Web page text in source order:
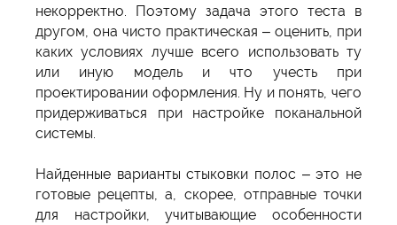
некорректно. Поэтому задача этого теста в
другом, она чисто практическая – оценить, при
каких условиях лучше всего использовать ту
или иную модель и что учесть при
проектировании оформления. Ну и понять, чего
придерживаться при настройке поканальной
системы.
Найденные варианты стыковки полос – это не
готовые рецепты, а, скорее, отправные точки
для настройки, учитывающие особенности